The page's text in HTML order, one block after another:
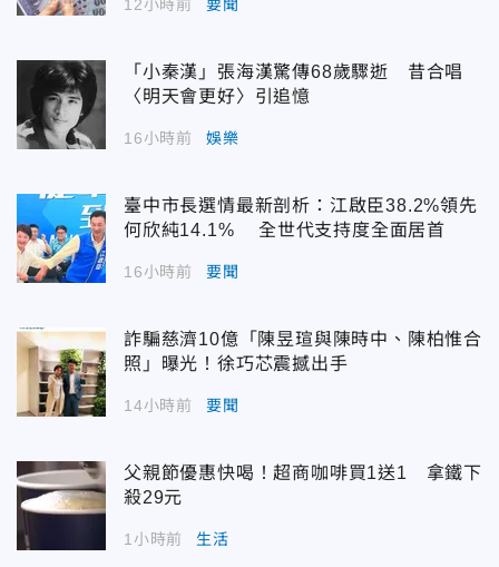
12小時前 要聞
「小秦漢」張海漢驚傳68歲驟逝 昔合唱
〈明天會更好〉引追憶
16小時前 娛樂
臺中市長選情最新剖析：江啟臣38.2%領先
何欣純14.1% 全世代支持度全面居首
16小時前 要聞
詐騙慈濟10億「陳昱瑄與陳時中、陳柏惟合
照」曝光！徐巧芯震撼出手
14小時前 要聞
父親節優惠快喝！超商咖啡買1送1 拿鐵下
殺29元
1小時前 生活